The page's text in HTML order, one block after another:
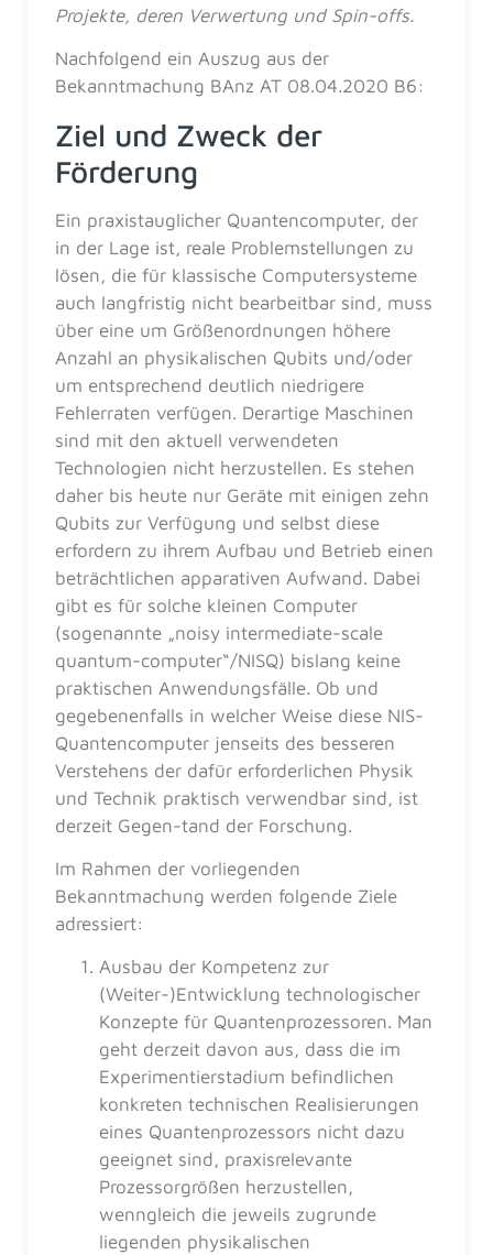
Projekte, deren Verwertung und Spin-offs.
Nachfolgend ein Auszug aus der
Bekanntmachung BAnz AT 08.04.2020 B6:
Ziel und Zweck der
Förderung
Ein praxistauglicher Quantencomputer, der
in der Lage ist, reale Problemstellungen zu
lösen, die für klassische Computersysteme
auch langfristig nicht bearbeitbar sind, muss
über eine um Größenordnungen höhere
Anzahl an physikalischen Qubits und/oder
um entsprechend deutlich niedrigere
Fehlerraten verfügen. Derartige Maschinen
sind mit den aktuell verwendeten
Technologien nicht herzustellen. Es stehen
daher bis heute nur Geräte mit einigen zehn
Qubits zur Verfügung und selbst diese
erfordern zu ihrem Aufbau und Betrieb einen
beträchtlichen apparativen Aufwand. Dabei
gibt es für solche kleinen Computer
(sogenannte „noisy intermediate-scale
quantum-computer“/NISQ) bislang keine
praktischen Anwendungsfälle. Ob und
gegebenenfalls in welcher Weise diese NIS-
Quantencomputer jenseits des besseren
Verstehens der dafür erforderlichen Physik
und Technik praktisch verwendbar sind, ist
derzeit Gegen-tand der Forschung.
Im Rahmen der vorliegenden
Bekanntmachung werden folgende Ziele
adressiert:
Ausbau der Kompetenz zur
(Weiter-)Entwicklung technologischer
Konzepte für Quantenprozessoren. Man
geht derzeit davon aus, dass die im
Experimentierstadium befindlichen
konkreten technischen Realisierungen
eines Quantenprozessors nicht dazu
geeignet sind, praxisrelevante
Prozessorgrößen herzustellen,
wenngleich die jeweils zugrunde
liegenden physikalischen